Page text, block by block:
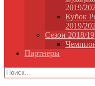
2019/
Кубок
2019/
Сезон 2018/19
Партнеры
Найти: